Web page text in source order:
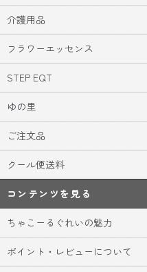
介護用品
フラワーエッセンス
STEP EQT
ゆの里
ご注文品
クール便送料
コンテンツを見る
ちゃこーるぐれいの魅力
ポイント・レビューについて